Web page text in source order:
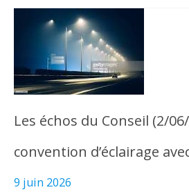
Les échos du Conseil (2/
convention d’éclairage
9 juin 2026